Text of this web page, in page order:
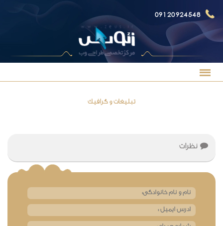
09120924548
تبلیغات و گرافیک
نظرات